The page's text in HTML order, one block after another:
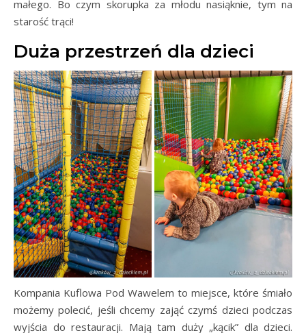
małego. Bo czym skorupka za młodu nasiąknie, tym na
starość trąci!
Duża przestrzeń dla dzieci
Kompania Kuflowa Pod Wawelem to miejsce, które śmiało
możemy polecić, jeśli chcemy zająć czymś dzieci podczas
wyjścia do restauracji. Mają tam duży „kącik” dla dzieci.